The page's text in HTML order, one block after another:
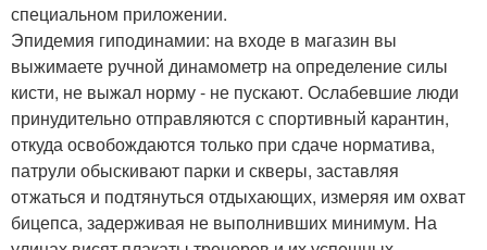
специальном приложении.
Эпидемия гиподинамии: на входе в магазин вы
выжимаете ручной динамометр на определение силы
кисти, не выжал норму - не пускают. Ослабевшие люди
принудительно отправляются с спортивный карантин,
откуда освобождаются только при сдаче норматива,
патрули обыскивают парки и скверы, заставляя
отжаться и подтянуться отдыхающих, измеряя им охват
бицепса, задерживая не выполнивших минимум. На